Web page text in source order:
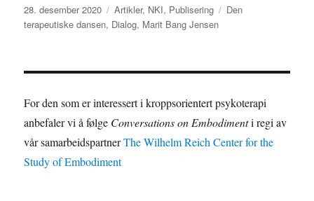
Publisert
28. desember 2020 Kategorier
Artikler, NKI, Publisering Stikkord
Den
terapeutiske dansen, Dialog, Marit Bang Jensen
For den som er interessert i kroppsorientert psykoterapi
anbefaler vi å følge Conversations on Embodimenti regi av
vår samarbeidspartnerThe Wilhelm Reich Center for the
Study of Embodiment